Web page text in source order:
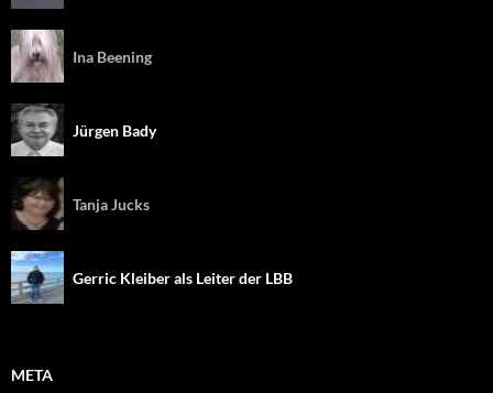
Ina Beening
Jürgen Bady
Tanja Jucks
Gerric Kleiber als Leiter der LBB
META